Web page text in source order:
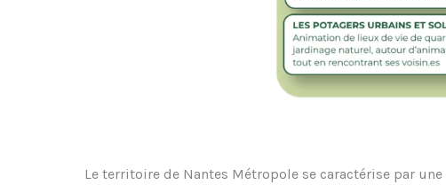
Le territoire de Nantes Métropole se caractérise par une